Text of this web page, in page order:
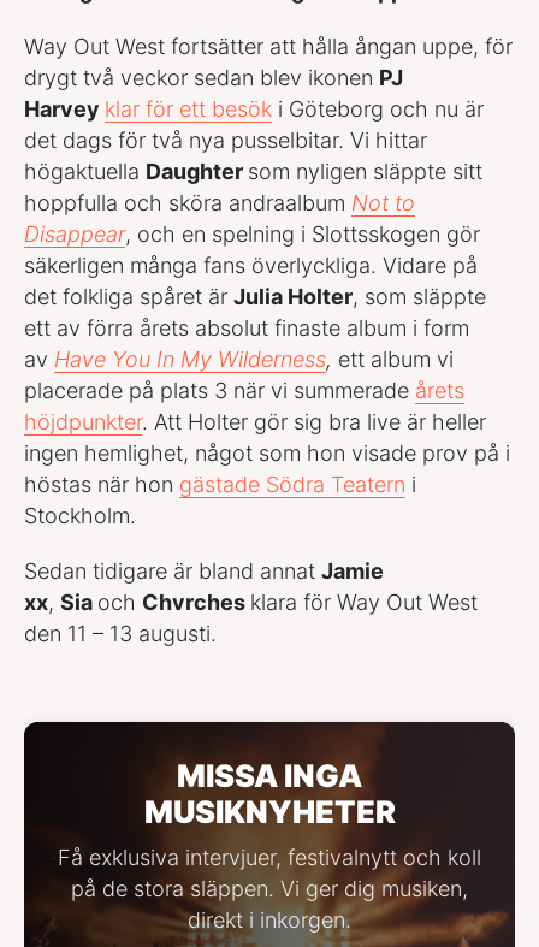
Way Out West fortsätter att hålla ångan uppe, för
drygt två veckor sedan blev ikonen PJ
Harvey klar för ett besök i Göteborg och nu är
det dags för två nya pusselbitar. Vi hittar
högaktuella Daughter som nyligen släppte sitt
hoppfulla och sköra andraalbum Not to
Disappear, och en spelning i Slottsskogen gör
säkerligen många fans överlyckliga. Vidare på
det folkliga spåret är Julia Holter, som släppte
ett av förra årets absolut finaste album i form
av Have You In My Wilderness, ett album vi
placerade på plats 3 när vi summerade årets
höjdpunkter. Att Holter gör sig bra live är heller
ingen hemlighet, något som hon visade prov på i
höstas när hon gästade Södra Teatern i
Stockholm.
Sedan tidigare är bland annat Jamie
xx, Sia och Chvrches klara för Way Out West
den 11 – 13 augusti.
MISSA INGA
MUSIKNYHETER
Få exklusiva intervjuer, festivalnytt och koll
på de stora släppen. Vi ger dig musiken,
direkt i inkorgen.